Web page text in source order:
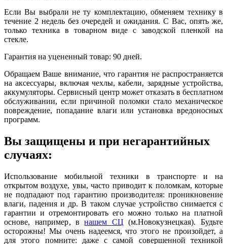
Если Вы выбрали не ту комплектацию, обменяем технику в
течение 2 недель без очередей и ожидания. С Вас, опять же,
только техника в товарном виде с заводской пленкой на
стекле.
Гарантия на уцененный товар: 90 дней.
Обращаем Ваше внимание, что гарантия не распространяется
на аксессуары, включая чехлы, кабели, зарядные устройства,
аккумуляторы. Сервисный центр может отказать в бесплатном
обслуживании, если причиной поломки стало механическое
повреждение, попадание влаги или установка вредоносных
программ.
Вы защищены и при негарантийных
случаях:
Использование мобильной техники в транспорте и на
открытом воздухе, увы, часто приводит к поломкам, которые
не подпадают под гарантию производителя: проникновение
влаги, падения и др. В таком случае устройство снимается с
гарантии и отремонтировать его можно только на платной
основе, например, внашем СЦ (м.Новокузнецкая). Будьте
осторожны! Мы очень надеемся, что этого не произойдет, а
для этого помните: даже с самой совершенной техникой